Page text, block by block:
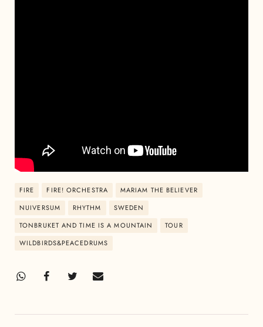
FIRE FIRE! ORCHESTRA
MARIAM THE BELIEVER
NUIVERSUM
RHYTHM
SWEDEN
TONBRUKET AND TIME IS A MOUNTAIN
TOUR
WILDBIRDS&PEACEDRUMS